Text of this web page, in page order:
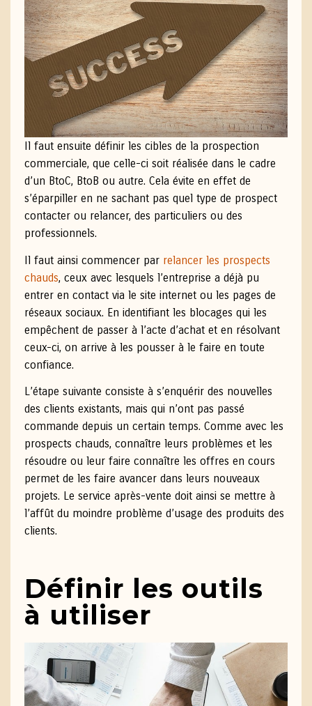
Il faut ensuite définir les cibles de la prospection
commerciale, que celle-ci soit réalisée dans le cadre
d’un BtoC, BtoB ou autre. Cela évite en effet de
s’éparpiller en ne sachant pas quel type de prospect
contacter ou relancer, des particuliers ou des
professionnels.
Il faut ainsi commencer par relancer les prospects
chauds, ceux avec lesquels l’entreprise a déjà pu
entrer en contact via le site internet ou les pages de
réseaux sociaux. En identifiant les blocages qui les
empêchent de passer à l’acte d’achat et en résolvant
ceux-ci, on arrive à les pousser à le faire en toute
confiance.
L’étape suivante consiste à s’enquérir des nouvelles
des clients existants, mais qui n’ont pas passé
commande depuis un certain temps. Comme avec les
prospects chauds, connaître leurs problèmes et les
résoudre ou leur faire connaître les offres en cours
permet de les faire avancer dans leurs nouveaux
projets. Le service après-vente doit ainsi se mettre à
l’affût du moindre problème d’usage des produits des
clients.
Définir les outils
à utiliser